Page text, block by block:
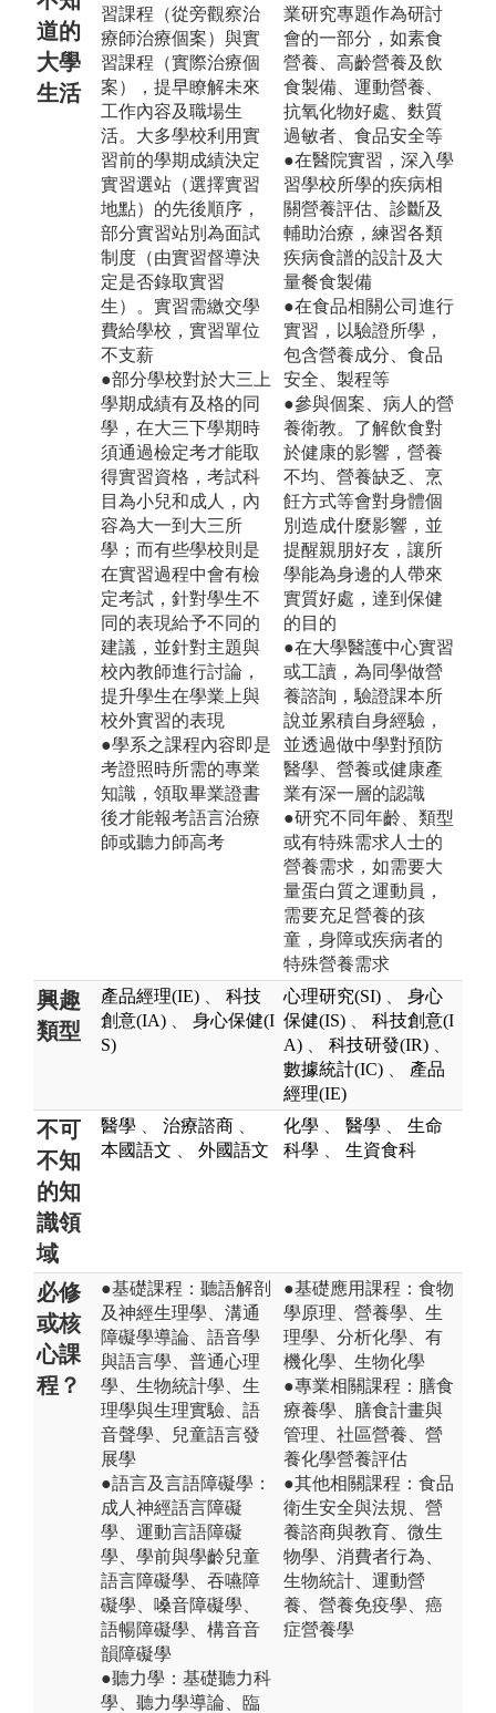
道的
大學
生活
習課程（從旁觀察治
療師治療個案）與實
習課程（實際治療個
案），提早瞭解未來
工作內容及職場生
活。大多學校利用實
習前的學期成績決定
實習選站（選擇實習
地點）的先後順序，
部分實習站別為面試
制度（由實習督導決
定是否錄取實習
生）。實習需繳交學
費給學校，實習單位
不支薪
●部分學校對於大三上
學期成績有及格的同
學，在大三下學期時
須通過檢定考才能取
得實習資格，考試科
目為小兒和成人，內
容為大一到大三所
學；而有些學校則是
在實習過程中會有檢
定考試，針對學生不
同的表現給予不同的
建議，並針對主題與
校內教師進行討論，
提升學生在學業上與
校外實習的表現
●學系之課程內容即是
考證照時所需的專業
知識，領取畢業證書
後才能報考語言治療
師或聽力師高考
業研究專題作為研討
會的一部分，如素食
營養、高齡營養及飲
食製備、運動營養、
抗氧化物好處、麩質
過敏者、食品安全等
●在醫院實習，深入學
習學校所學的疾病相
關營養評估、診斷及
輔助治療，練習各類
疾病食譜的設計及大
量餐食製備
●在食品相關公司進行
實習，以驗證所學，
包含營養成分、食品
安全、製程等
●參與個案、病人的營
養衛教。了解飲食對
於健康的影響，營養
不均、營養缺乏、烹
飪方式等會對身體個
別造成什麼影響，並
提醒親朋好友，讓所
學能為身邊的人帶來
實質好處，達到保健
的目的
●在大學醫護中心實習
或工讀，為同學做營
養諮詢，驗證課本所
說並累積自身經驗，
並透過做中學對預防
醫學、營養或健康產
業有深一層的認識
●研究不同年齡、類型
或有特殊需求人士的
營養需求，如需要大
量蛋白質之運動員，
需要充足營養的孩
童，身障或疾病者的
特殊營養需求
興趣
類型
產品經理(IE)
科技
創意(IA)
身心保健(I
S)
心理研究(SI)
身心
保健(IS)
科技創意(I
A)
科技研發(IR)
數據統計(IC)
產品
經理(IE)
不可
不知
的知
識領
域
醫學 治療諮商
本國語文
外國語文
化學 醫學
生命
科學
生資食科
必修
或核
心課
程？
●基礎課程：聽語解剖
及神經生理學、溝通
障礙學導論、語音學
與語言學、普通心理
學、生物統計學、生
理學與生理實驗、語
音聲學、兒童語言發
展學
●語言及言語障礙學：
成人神經語言障礙
學、運動言語障礙
學、學前與學齡兒童
語言障礙學、吞嚥障
礙學、嗓音障礙學、
語暢障礙學、構音音
韻障礙學
●聽力學：基礎聽力科
學、聽力學導論、臨
●基礎應用課程：食物
學原理、營養學、生
理學、分析化學、有
機化學、生物化學
●專業相關課程：膳食
療養學、膳食計畫與
管理、社區營養、營
養化學營養評估
●其他相關課程：食品
衛生安全與法規、營
養諮商與教育、微生
物學、消費者行為、
生物統計、運動營
養、營養免疫學、癌
症營養學